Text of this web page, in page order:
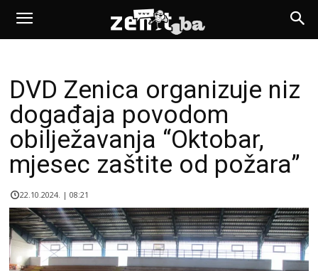
DVD Zenica organizuje niz
događaja povodom
obilježavanja “Oktobar,
mjesec zaštite od požara”
22.10.2024. | 08:21